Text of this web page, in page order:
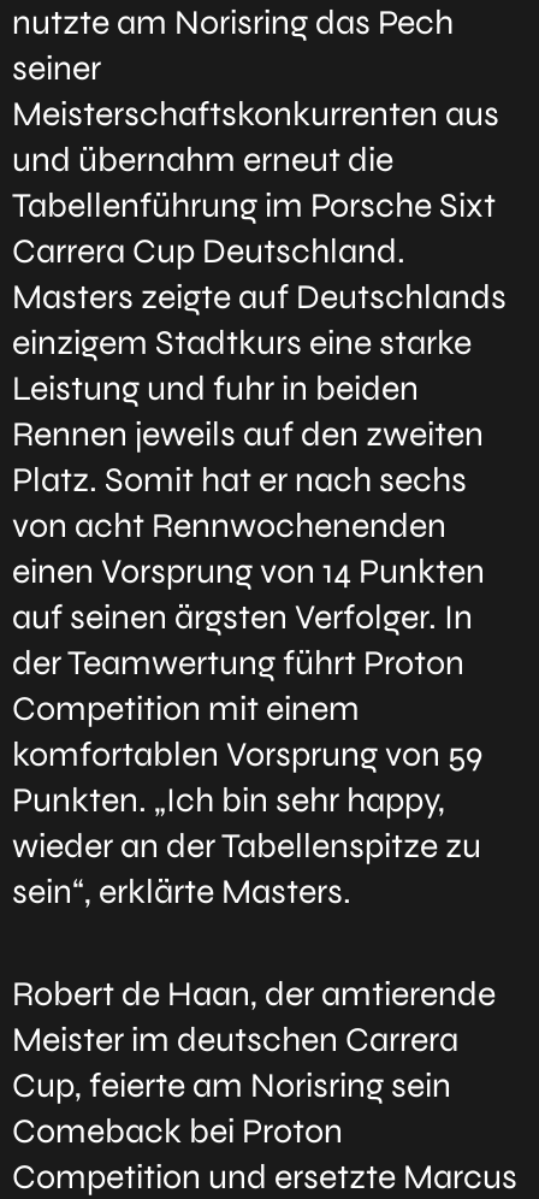
nutzte am Norisring das Pech
seiner
Meisterschaftskonkurrenten aus
und übernahm erneut die
Tabellenführung im Porsche Sixt
Carrera Cup Deutschland.
Masters zeigte auf Deutschlands
einzigem Stadtkurs eine starke
Leistung und fuhr in beiden
Rennen jeweils auf den zweiten
Platz. Somit hat er nach sechs
von acht Rennwochenenden
einen Vorsprung von 14 Punkten
auf seinen ärgsten Verfolger. In
der Teamwertung führt Proton
Competition mit einem
komfortablen Vorsprung von 59
Punkten. „Ich bin sehr happy,
wieder an der Tabellenspitze zu
sein“, erklärte Masters.
Robert de Haan, der amtierende
Meister im deutschen Carrera
Cup, feierte am Norisring sein
Comeback bei Proton
Competition und ersetzte Marcus